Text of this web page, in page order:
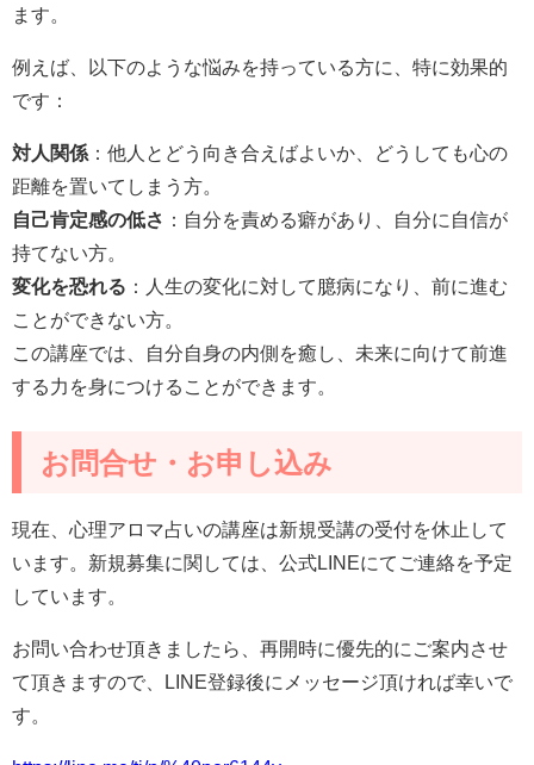
ます。
例えば、以下のような悩みを持っている方に、特に効果的
です：
対人関係 ：他人とどう向き合えばよいか、どうしても心の
距離を置いてしまう方。
自己肯定感の低さ ：自分を責める癖があり、自分に自信が
持てない方。
変化を恐れる ：人生の変化に対して臆病になり、前に進む
ことができない方。
この講座では、自分自身の内側を癒し、未来に向けて前進
する力を身につけることができます。
お問合せ・お申し込み
現在、心理アロマ占いの講座は新規受講の受付を休止して
います。新規募集に関しては、公式LINEにてご連絡を予定
しています。
お問い合わせ頂きましたら、再開時に優先的にご案内させ
て頂きますので、LINE登録後にメッセージ頂ければ幸いで
す。